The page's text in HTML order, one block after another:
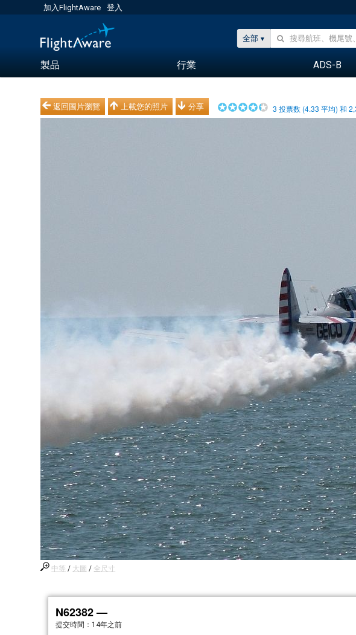
加入FlightAware 登入
全部
製品 行業 ADS-B
返回圖片瀏覽 上載您的照片 分享 3 投票数 (4.33 平均) 和
中等 / 大圖 / 全尺寸
N62382 —
提交時間： 14年之前